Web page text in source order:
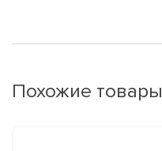
Похожие товары